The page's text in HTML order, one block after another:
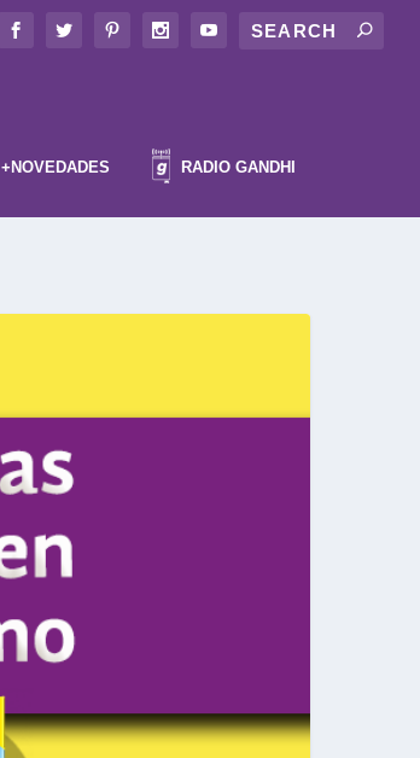
+NOVEDADES RADIO GANDHI